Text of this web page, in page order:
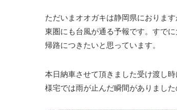
ただいまオオガキは静岡県におりま
東圏にも台風が通る予報です。すで
帰路につきたいと思っています。
本日納車させて頂きました受け渡し
様宅では雨が止んだ瞬間がありまし